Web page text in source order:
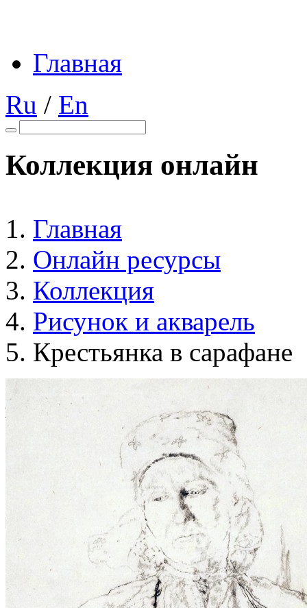
Главная
Ru / En
Коллекция онлайн
Главная
Онлайн ресурсы
Коллекция
Рисунок и акварель
Крестьянка в сарафане